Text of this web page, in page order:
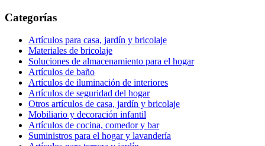
Categorías
Artículos para casa, jardín y bricolaje
Materiales de bricolaje
Soluciones de almacenamiento para el hogar
Artículos de baño
Artículos de iluminación de interiores
Artículos de seguridad del hogar
Otros artículos de casa, jardín y bricolaje
Mobiliario y decoración infantil
Artículos de cocina, comedor y bar
Suministros para el hogar y lavandería